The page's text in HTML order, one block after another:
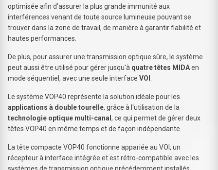
optimisée afin d'assurer la plus grande immunité aux
interférences venant de toute source lumineuse pouvant se
trouver dans la zone de travail, de manière à garantir fiabilité et
hautes performances.
De plus, pour assurer une transmission optique sûre, le système
peut aussi être utilisé pour gérer jusqu'à quatre têtes MIDAen
mode séquentiel, avec une seule interface VOI
Le système VOP40 représente la solution idéale pour les
applications à double tourelle, grâce à l'utilisation de la
technologie optique multi-canal, ce qui permet de gérer deux
têtes VOP40 en même temps et de façon indépendante
La tête compacte VOP40 fonctionne appariée au VOI, un
récepteur à interface intégrée et est rétro-compatible avec les
systèmes de transmission optique précédemment installés.